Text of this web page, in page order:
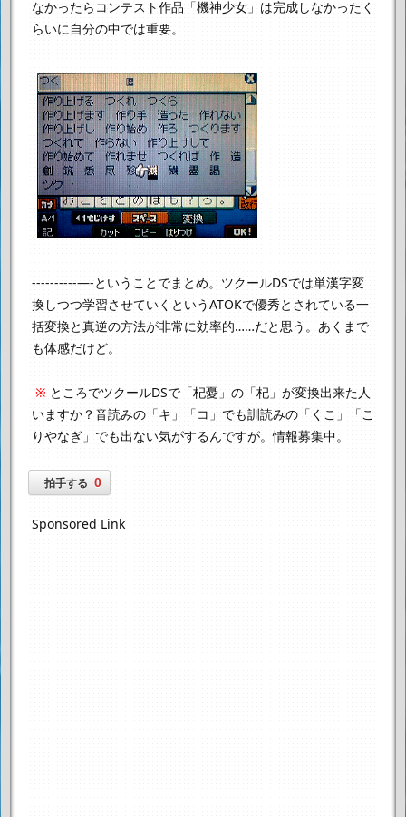
なかったらコンテスト作品「機神少女」は完成しなかったく
らいに自分の中では重要。
----------—-ということでまとめ。 ツクールDSでは単漢字変
換しつつ学習させていくというATOKで優秀とされている一
括変換と真逆の方法が非常に効率的……だと思う。 あくまで
も体感だけど。
※ ところでツクールDSで「杞憂」の「杞」が変換出来た人
いますか？音読みの「キ」「コ」でも訓読みの「くこ」「こ
りやなぎ」でも出ない気がするんですが。情報募集中。
拍手する 0
Sponsored Link